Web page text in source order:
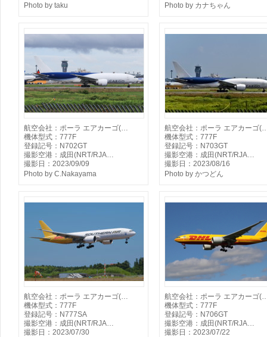
Photo by taku
Photo by カナちゃん
航空会社：ポーラ エアカーゴ(…
機体型式：777F
登録記号：N702GT
撮影空港：成田(NRT/RJA…
撮影日：2023/09/09
Photo by C.Nakayama
航空会社：ポーラ エアカーゴ
機体型式：777F
登録記号：N703GT
撮影空港：成田(NRT/RJA…
撮影日：2023/08/16
Photo by かつどん
航空会社：ポーラ エアカーゴ(…
機体型式：777F
登録記号：N777SA
撮影空港：成田(NRT/RJA…
撮影日：2023/07/30
航空会社：ポーラ エアカーゴ
機体型式：777F
登録記号：N706GT
撮影空港：成田(NRT/RJA…
撮影日：2023/07/22